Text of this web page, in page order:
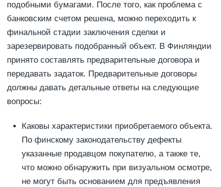
подобными бумагами. После того, как проблема с
банковским счетом решена, можно переходить к
финальной стадии заключения сделки и
зарезервировать подобранный объект. В Финляндии
принято составлять предварительные договора и
передавать задаток. Предварительные договоры
должны давать детальные ответы на следующие
вопросы:
Каковы характеристики приобретаемого объекта.
По финскому законодательству дефекты
указанные продавцом покупателю, а также те,
что можно обнаружить при визуальном осмотре,
не могут быть основанием для предъявления